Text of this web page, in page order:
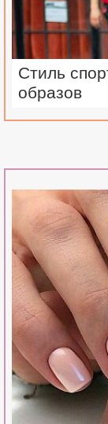
Стиль
образов